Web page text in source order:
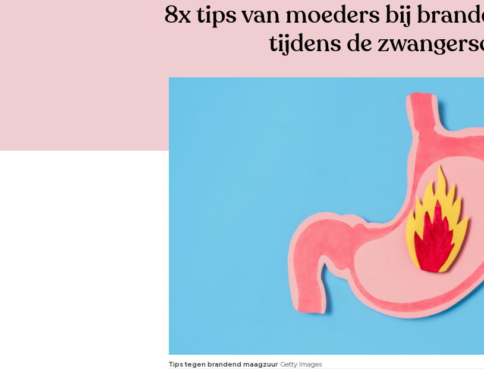
8x tips van moeders bij
tijdens de
Tips tegen brandend maagzuur Getty Images